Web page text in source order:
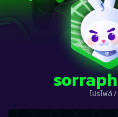
โปรไฟล์/